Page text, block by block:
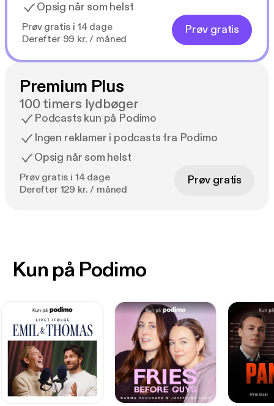
Opsig når som helst
Prøv gratis i 14 dage
Derefter 99 kr. / måned
Prøv gratis
Premium Plus
100 timers lydbøger
Podcasts kun på Podimo
Ingen reklamer i podcasts fra Podimo
Opsig når som helst
Prøv gratis i 14 dage
Derefter 129 kr. / måned
Prøv gratis
Kun på Podimo